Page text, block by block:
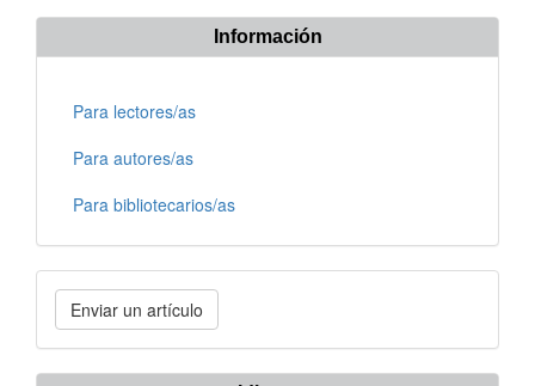
Información
Para lectores/as
Para autores/as
Para bibliotecarios/as
Enviar
un
artículo
Enviar un artículo